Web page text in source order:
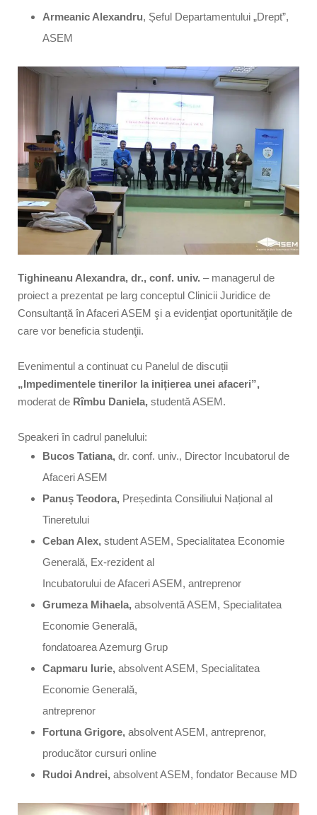
Armeanic Alexandru, Șeful Departamentului „Drept”,
ASEM
Tighineanu Alexandra, dr., conf. univ. – managerul de
proiect a prezentat pe larg conceptul Clinicii Juridice de
Consultanță în Afaceri ASEM şi a evidenţiat oportunităţile de
care vor beneficia studenţii.
Evenimentul a continuat cu Panelul de discuții
„Impedimentele tinerilor la inițierea unei afaceri”,
moderat de Rîmbu Daniela, studentă ASEM.
Speakeri în cadrul panelului:
Bucos Tatiana, dr. conf. univ., Director Incubatorul de
Afaceri ASEM
Panuș Teodora, Președinta Consiliului Național al
Tineretului
Ceban Alex, student ASEM, Specialitatea Economie
Generală, Ex-rezident al
Incubatorului de Afaceri ASEM, antreprenor
Grumeza Mihaela, absolventă ASEM, Specialitatea
Economie Generală,
fondatoarea Azemurg Grup
Capmaru Iurie, absolvent ASEM, Specialitatea
Economie Generală,
antreprenor
Fortuna Grigore, absolvent ASEM, antreprenor,
producător cursuri online
Rudoi Andrei, absolvent ASEM, fondator Because MD